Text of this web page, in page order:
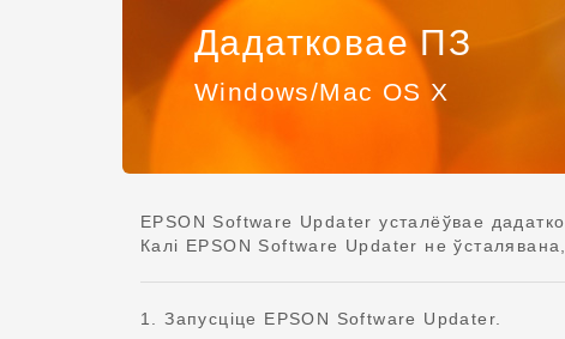
Дадатковае ПЗ
Windows/Mac OS X
EPSON Software Updater усталёўвае
Калі EPSON Software Updater не
1. Запусціце EPSON Software Updater.